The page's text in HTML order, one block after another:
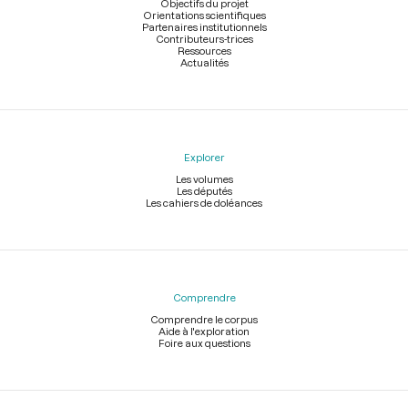
Objectifs du projet
Orientations scientifiques
Partenaires institutionnels
Contributeurs-trices
Ressources
Actualités
Explorer
Les volumes
Les députés
Les cahiers de doléances
Comprendre
Comprendre le corpus
Aide à l'exploration
Foire aux questions